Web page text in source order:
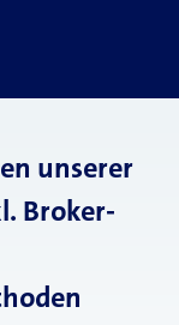
unserer
Broker-